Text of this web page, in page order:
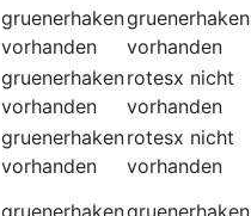
gruenerhaken
vorhanden
gruenerhaken
vorhanden
gruenerhaken
vorhanden
rotesx nicht
vorhanden
gruenerhaken
vorhanden
rotesx nicht
vorhanden
gruenerhakengruenerhaken